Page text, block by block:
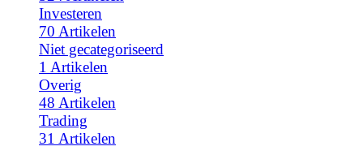
Investeren
70 Artikelen
Niet gecategoriseerd
1 Artikelen
Overig
48 Artikelen
Trading
31 Artikelen